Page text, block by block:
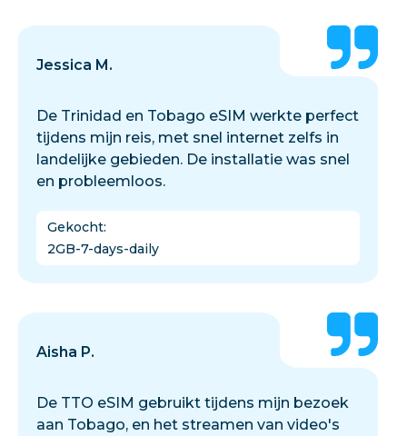
Jessica M.
De Trinidad en Tobago eSIM werkte perfect
tijdens mijn reis, met snel internet zelfs in
landelijke gebieden. De installatie was snel
en probleemloos.
Gekocht:
2GB-7-days-daily
Aisha P.
De TTO eSIM gebruikt tijdens mijn bezoek
aan Tobago, en het streamen van video's